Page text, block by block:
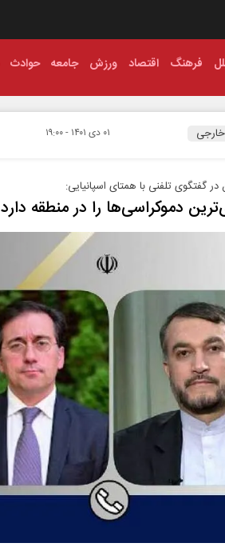
فرهنگ اقتصاد ورزش جامعه حوادث
۰۱ دی ۱۴۰۱ - ۱۹:۰۰
گفتگوی تلفنی با همتای اسپانیایی:
دموکراسی‌ها را در منطقه دارد